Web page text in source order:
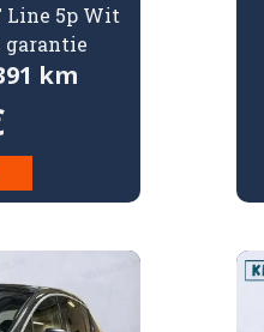
Line 5p Wit
garantie
km